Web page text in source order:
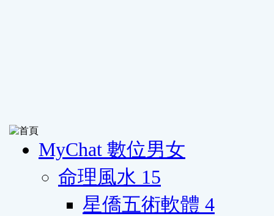
MyChat 數位男女
命理風水 15
星僑五術軟體 4